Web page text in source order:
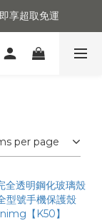
享超取免運
per page